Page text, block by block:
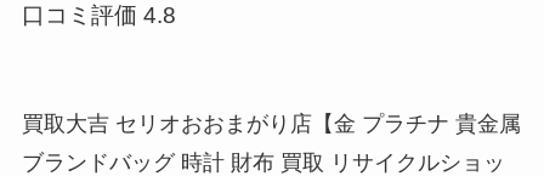
口コミ評価 4.8
買取大吉 セリオおおまがり店【金 プラチナ 貴金属
ブランドバッグ 時計 財布 買取 リサイクルショッ